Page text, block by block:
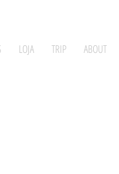
LOJA TRIP ABOUT